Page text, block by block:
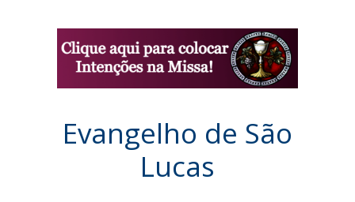
AS MELHORES MÚSICAS CATÓLICAS
BRINDES
QUERO DOAR
Evangelho de São
Lucas